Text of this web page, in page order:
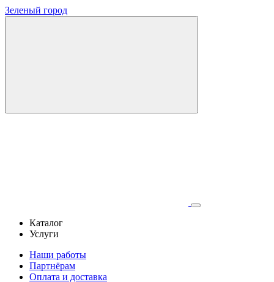
Зеленый город
Каталог
Услуги
Наши работы
Партнёрам
Оплата и доставка